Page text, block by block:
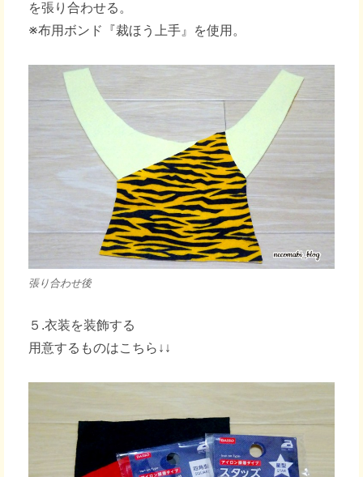
を張り合わせる。
※布用ボンド『裁ほう上手』を使用。
張り合わせ後
５.衣装を装飾する
用意するものはこちら↓↓